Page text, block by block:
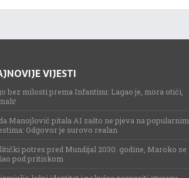
VIJESTI
bez milosti prema Infantinu: Lagao je, mora otići,
Manojlović pitala AI zašto ne pjeva na popularnim
Odgovor je surovo realan
potres pred Mundijal 2030. godine, Maroko se
pod pritiskom